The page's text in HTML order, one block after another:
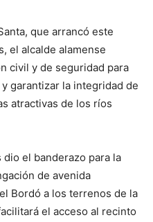
que arrancó este
el alcalde alamense
civil y de seguridad para
garantizar la integridad de
atractivas de los ríos
el banderazo para la
de avenida
Bordó a los terrenos de la
el acceso al recinto